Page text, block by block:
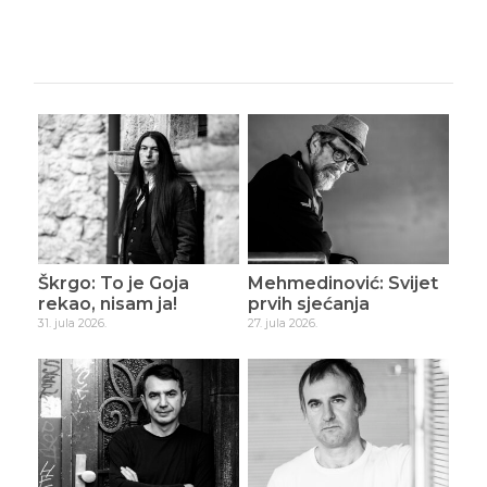
Škrgo: To je Goja
rekao, nisam ja!
31. jula 2026.
Mehmedinović: Svijet
prvih sjećanja
27. jula 2026.